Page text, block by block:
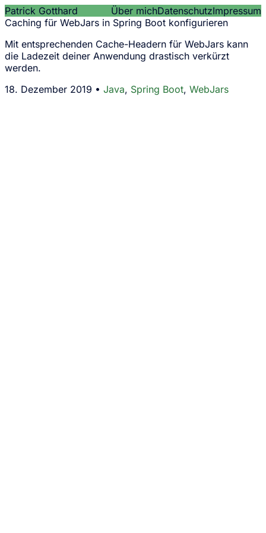
Patrick Gotthard Über michDatenschutzImpressum
Caching für WebJars in Spring Boot konfigurieren
Mit entsprechenden Cache-Headern für WebJars kann
die Ladezeit deiner Anwendung drastisch verkürzt
werden.
18. Dezember 2019 • Java, Spring Boot, WebJars